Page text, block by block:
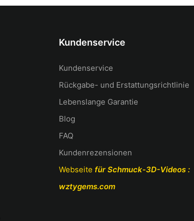
Kundenservice
Kundenservice
Rückgabe- und Erstattungsrichtlinie
Lebenslange Garantie
Blog
FAQ
Kundenrezensionen
Webseite für Schmuck-3D-Videos :
wztygems.com